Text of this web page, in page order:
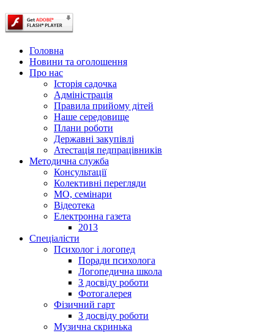
Головна
Новини та оголошення
Про нас
Історія садочка
Адміністрація
Правила прийому дітей
Наше середовище
Плани роботи
Державні закупівлі
Атестація педпрацівників
Методична служба
Консультації
Колективні перегляди
МО, семінари
Відеотека
Електронна газета
2013
Спеціалісти
Психолог і логопед
Поради психолога
Логопедична школа
З досвіду роботи
Фотогалерея
Фізичний гарт
З досвіду роботи
Музична скринька